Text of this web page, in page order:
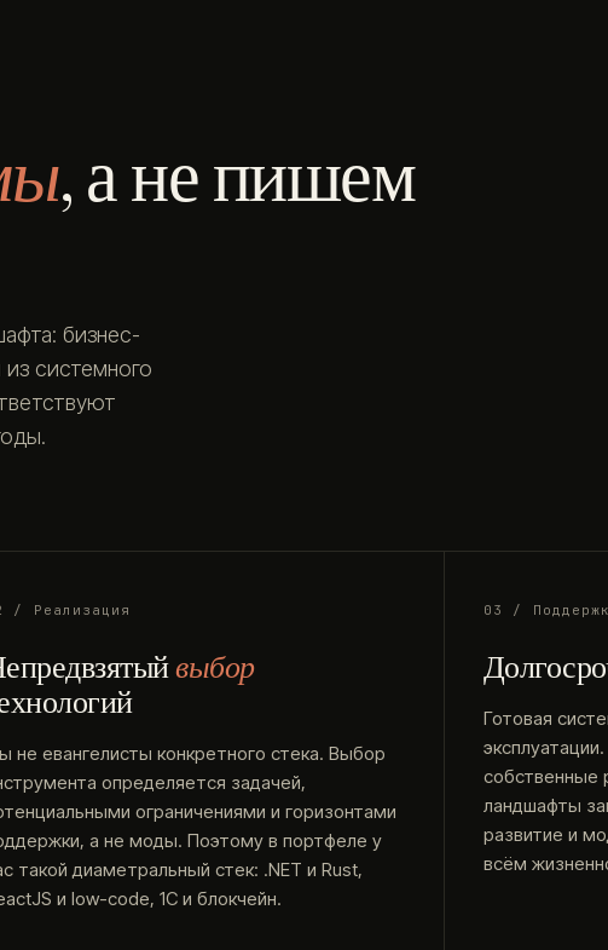
, а не пишем
бизнес-
системного
/ Реализация
выбор
не евангелисты конкретного стека. Выбор
определяется задачей,
ограничениями и горизонтами
а не моды. Поэтому в портфеле у
такой диаметральный стек: .NET и Rust,
и low-code, 1С и блокчейн.
03 /
Готовая
собственные
ландшафты
развитие и
всём